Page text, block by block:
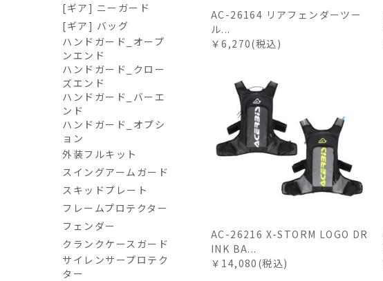
AC-26164 リアフェンダーツー
ル...
￥6,270(税込)
AC-26216 X-STORM LOGO DR
INK BA...
￥14,080(税込)
[ギア] ニーガード
[ギア] バッグ
ハンドガード_オープ
ンエンド
ハンドガード_クロー
ズエンド
ハンドガード_バーエ
ンド
ハンドガード_オプシ
ョン
外装フルキット
スイングアームガード
スキッドプレート
フレームプロテクター
フェンダー
クランクケースガード
サイレンサープロテク
ター